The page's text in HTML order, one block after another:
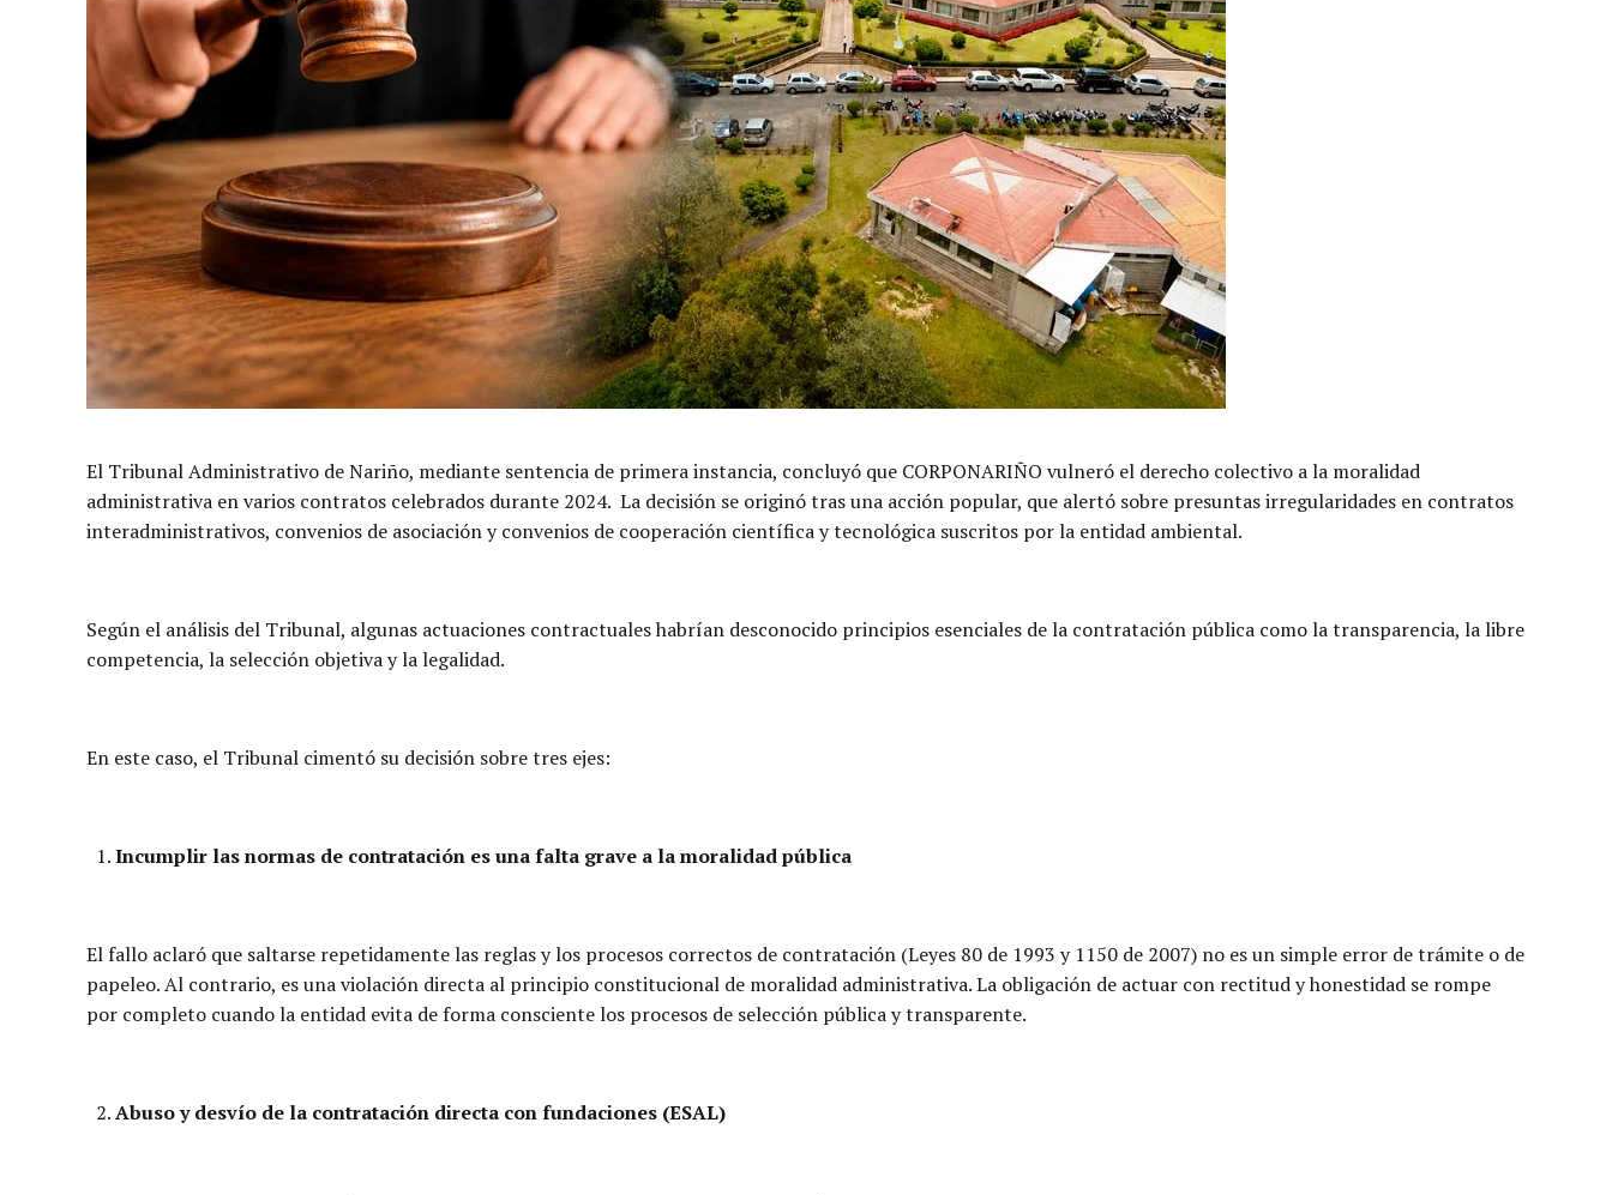
El Tribunal Administrativo de Nariño, mediante sentencia de primera instancia, concluyó que CORPONARIÑO vulneró el derecho colectivo a la moralidad
administrativa en varios contratos celebrados durante 2024. La decisión se originó tras una acción popular, que alertó sobre presuntas irregularidades en contratos
interadministrativos, convenios de asociación y convenios de cooperación científica y tecnológica suscritos por la entidad ambiental.
Según el análisis del Tribunal, algunas actuaciones contractuales habrían desconocido principios esenciales de la contratación pública como la transparencia, la libre
competencia, la selección objetiva y la legalidad.
En este caso, el Tribunal cimentó su decisión sobre tres ejes:
Incumplir las normas de contratación es una falta grave a la moralidad pública
El fallo aclaró que saltarse repetidamente las reglas y los procesos correctos de contratación (Leyes 80 de 1993 y 1150 de 2007) no es un simple error de trámite o de
papeleo. Al contrario, es una violación directa al principio constitucional de moralidad administrativa. La obligación de actuar con rectitud y honestidad se rompe
por completo cuando la entidad evita de forma consciente los procesos de selección pública y transparente.
Abuso y desvío de la contratación directa con fundaciones (ESAL)